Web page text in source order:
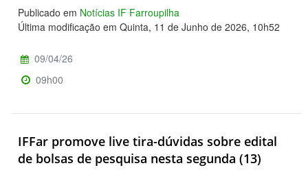
Publicado em Notícias IF Farroupilha
Última modificação em Quinta, 11 de Junho de 2026, 10h52
09/04/26
09h00
IFFar promove live tira-dúvidas sobre edital
de bolsas de pesquisa nesta segunda (13)